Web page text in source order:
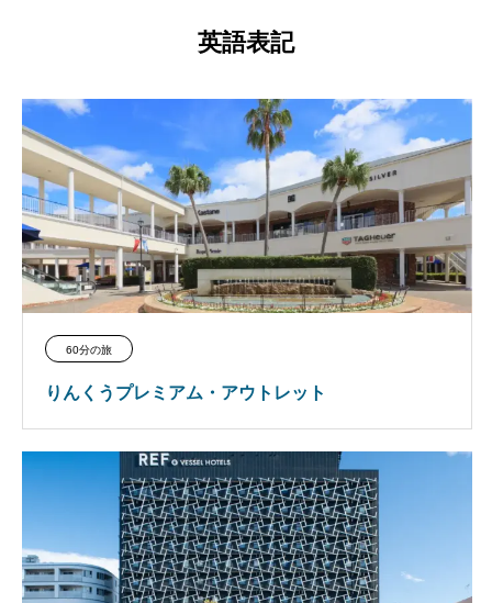
英語表記
60分の旅
りんくうプレミアム・アウトレット